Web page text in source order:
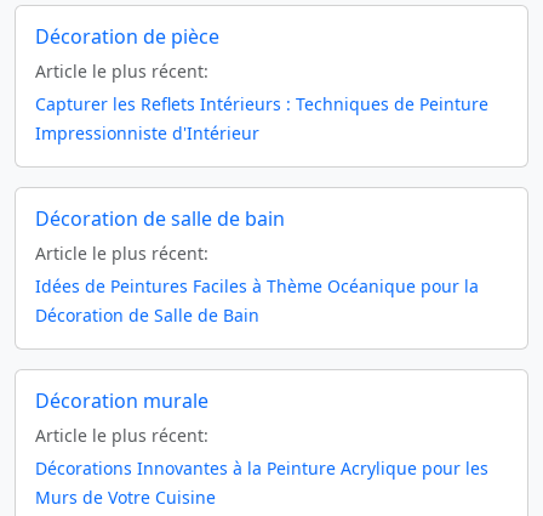
Décoration de pièce
Article le plus récent:
Capturer les Reflets Intérieurs : Techniques de Peinture
Impressionniste d'Intérieur
Décoration de salle de bain
Article le plus récent:
Idées de Peintures Faciles à Thème Océanique pour la
Décoration de Salle de Bain
Décoration murale
Article le plus récent:
Décorations Innovantes à la Peinture Acrylique pour les
Murs de Votre Cuisine